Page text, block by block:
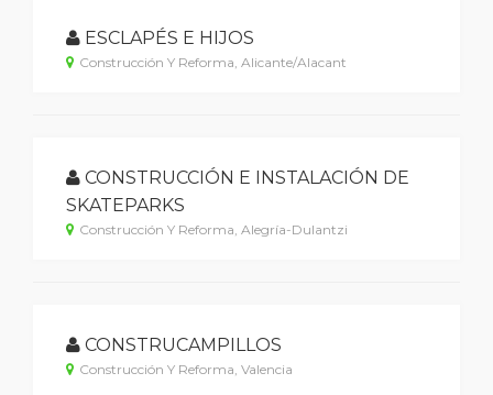
ESCLAPÉS E HIJOS
Construcción Y Reforma, Alicante/Alacant
CONSTRUCCIÓN E INSTALACIÓN DE
SKATEPARKS
Construcción Y Reforma, Alegría-Dulantzi
CONSTRUCAMPILLOS
Construcción Y Reforma, Valencia